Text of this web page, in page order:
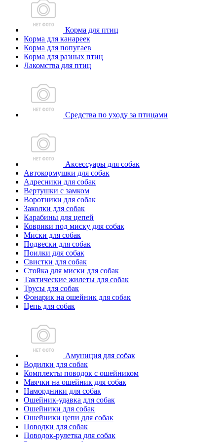
Корма для птиц
Корма для канареек
Корма для попугаев
Корма для разных птиц
Лакомства для птиц
Средства по уходу за птицами
Аксессуары для собак
Автокормушки для собак
Адресники для собак
Вертушки с замком
Воротники для собак
Заколки для собак
Карабины для цепей
Коврики под миску для собак
Миски для собак
Подвески для собак
Поилки для собак
Свистки для собак
Стойка для миски для собак
Тактические жилеты для собак
Трусы для собак
Фонарик на ошейник для собак
Цепь для собак
Амуниция для собак
Водилки для собак
Комплекты поводок с ошейником
Маячки на ошейник для собак
Намордники для собак
Ошейник-удавка для собак
Ошейники для собак
Ошейники цепи для собак
Поводки для собак
Поводок-рулетка для собак